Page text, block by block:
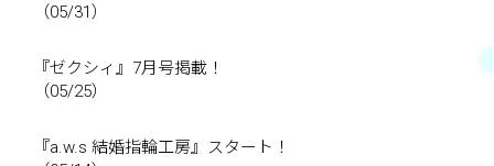
（05/31）
『ゼクシィ』7月号掲載！
（05/25）
『a.w.s 結婚指輪工房』スタート！